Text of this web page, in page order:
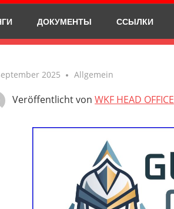
ДОКУМЕНТЫ ССЫЛКИ
2025 Allgemein
Veröffentlicht von WKF HEAD OFFICE